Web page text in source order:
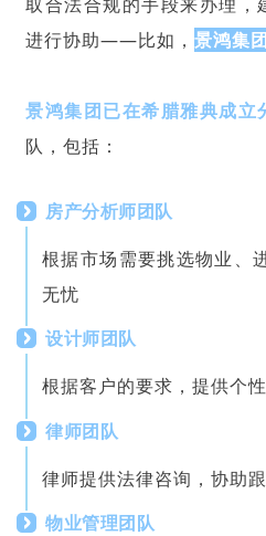
进行协助——比如， 景鸿集团
景鸿集团已在希腊雅典成立
队，包括：
房产分析师团队
根据市场需要挑选物业、
无忧
设计师团队
根据客户的要求，提供个
律师团队
律师提供法律咨询，协助
物业管理团队